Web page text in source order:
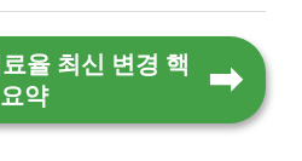
율 최신 변경 핵
약